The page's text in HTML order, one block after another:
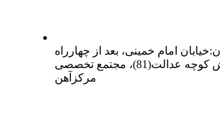
:خیابان امام خمینی، بعد از چهارراه
شریف، نبش کوچه عدالت(81)، مجتمع تخصصی
مرکزآهن